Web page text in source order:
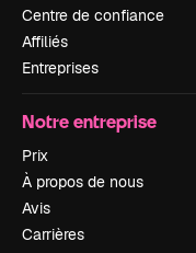
Centre de confiance
Affiliés
Entreprises
Notre entreprise
Prix
À propos de nous
Avis
Carrières